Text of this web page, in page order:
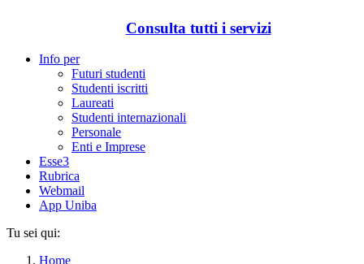
Consulta tutti i servizi
Info per
Futuri studenti
Studenti iscritti
Laureati
Studenti internazionali
Personale
Enti e Imprese
Esse3
Rubrica
Webmail
App Uniba
Tu sei qui:
Home